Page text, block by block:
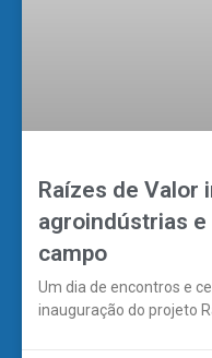
Raízes de Valor
agroindústrias
campo
Um dia de encontros e
inauguração do projeto